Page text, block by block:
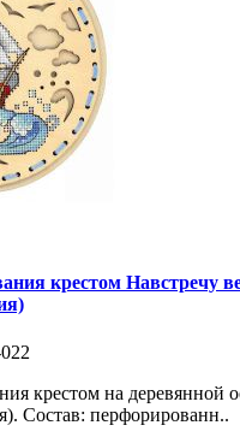
крестом Навстречу
крестом на деревянной
Состав: перфорированн..